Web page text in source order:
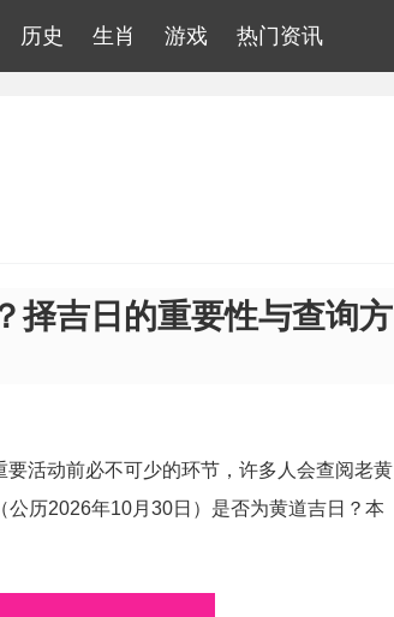
历史 生肖 游戏 热门资讯
择吉日的重要性与查询方
活动前必不可少的环节，许多人会查阅老黄
历2026年10月30日）是否为黄道吉日？本